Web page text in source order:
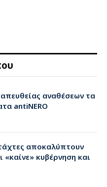
αναθέσεων τα
antiNERO
αποκαλύπτουν
«καίνε» κυβέρνηση και